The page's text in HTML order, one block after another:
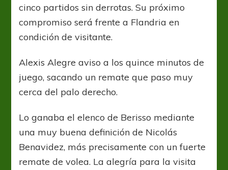
cinco partidos sin derrotas. Su próximo
compromiso será frente a Flandria en
condición de visitante.
Alexis Alegre aviso a los quince minutos de
juego, sacando un remate que paso muy
cerca del palo derecho.
Lo ganaba el elenco de Berisso mediante
una muy buena definición de Nicolás
Benavidez, más precisamente con un fuerte
remate de volea. La alegría para la visita